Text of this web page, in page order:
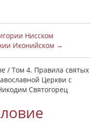
Нисском
Иконийском →
/ Том 4. Правила святых
Церкви с
Святогорец